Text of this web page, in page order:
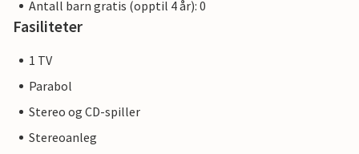
Antall barn gratis (opptil 4 år): 0
Fasiliteter
1 TV
Parabol
Stereo og CD-spiller
Stereoanleg